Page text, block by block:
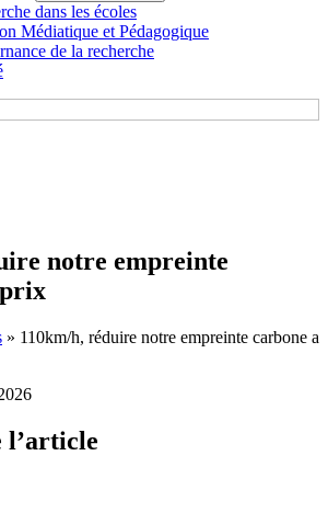
dans les écoles
Médiatique et Pédagogique
de la recherche
notre empreinte
» 110km/h, réduire notre empreinte carbone a
l’article